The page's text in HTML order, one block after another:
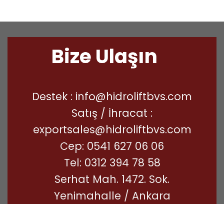
Bize Ulaşın
Destek : info@hidroliftbvs.com
Satış / İhracat :
exportsales@hidroliftbvs.com
Cep: 0541 627 06 06
Tel: 0312 394 78 58
Serhat Mah. 1472. Sok.
Yenimahalle / Ankara